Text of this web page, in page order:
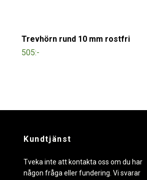
Trevhörn rund 10 mm rostfri
505:-
Kundtjänst
Tveka inte att kontakta oss om du har
någon fråga eller fundering. Vi svarar